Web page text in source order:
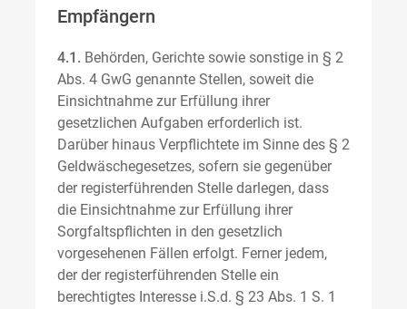
Empfängern
4.1. Behörden, Gerichte sowie sonstige in § 2
Abs. 4 GwG genannte Stellen, soweit die
Einsichtnahme zur Erfüllung ihrer
gesetzlichen Aufgaben erforderlich ist.
Darüber hinaus Verpflichtete im Sinne des § 2
Geldwäschegesetzes, sofern sie gegenüber
der registerführenden Stelle darlegen, dass
die Einsichtnahme zur Erfüllung ihrer
Sorgfaltspflichten in den gesetzlich
vorgesehenen Fällen erfolgt. Ferner jedem,
der der registerführenden Stelle ein
berechtigtes Interesse i.S.d. § 23 Abs. 1 S. 1